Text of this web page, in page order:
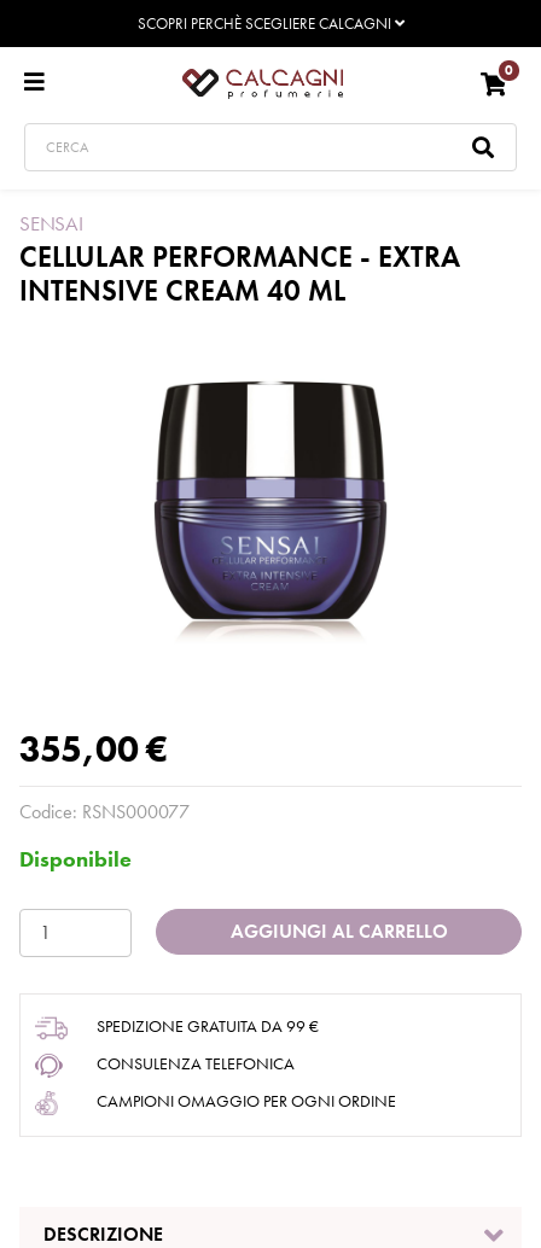
SCOPRI PERCHÈ SCEGLIERE CALCAGNI
0
SENSAI
CELLULAR PERFORMANCE - EXTRA
INTENSIVE CREAM 40 ML
355,00 €
Codice: RSNS000077
Disponibile
AGGIUNGI AL CARRELLO
SPEDIZIONE GRATUITA DA 99 €
CONSULENZA TELEFONICA
CAMPIONI OMAGGIO PER OGNI ORDINE
DESCRIZIONE